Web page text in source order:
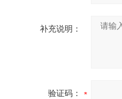
补充说明：
验证码：